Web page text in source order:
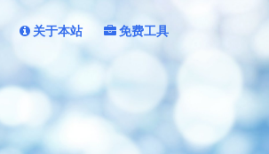
关于本站 免费工具